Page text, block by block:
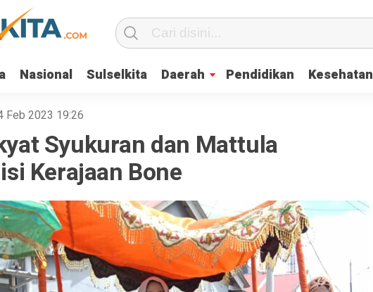
Nasional Sulselkita Daerah Pendidikan Kesehatan
Feb 2023 19:26
Syukuran dan Mattula
Kerajaan Bone